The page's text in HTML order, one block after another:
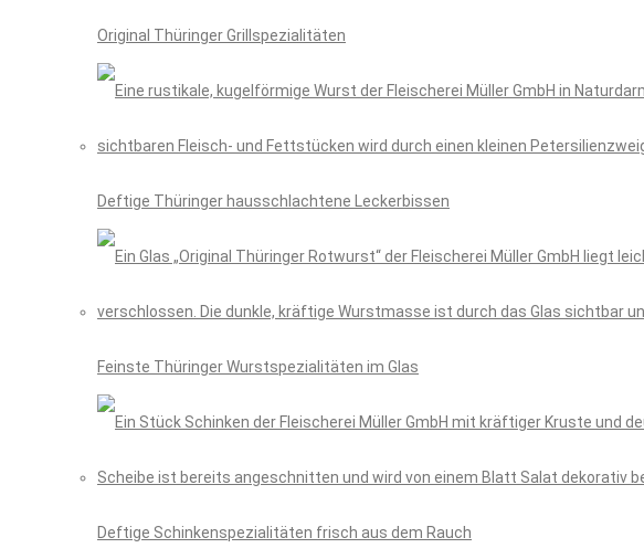
Original Thüringer Grillspezialitäten
Deftige Thüringer hausschlachtene Leckerbissen
Feinste Thüringer Wurstspezialitäten im Glas
Deftige Schinkenspezialitäten frisch aus dem Rauch